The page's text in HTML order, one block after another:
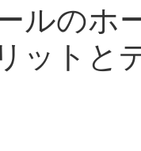
ルのホ
ットと